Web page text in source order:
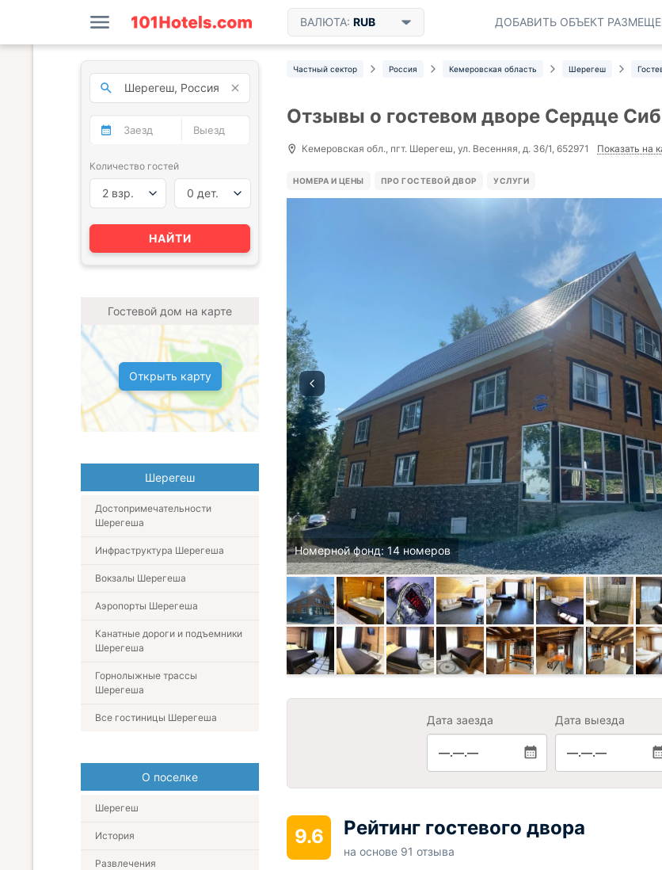
ВАЛЮТА: RUB ДОБАВИТЬ ОБЪЕКТ
Частный сектор Россия Кемеровская область Шерегеш
Отзывы о гостевом дворе Сердце
Кемеровская обл., пгт. Шерегеш, ул. Весенняя, д. 36/1, 652971 Показать на
НОМЕРА И ЦЕНЫ ПРО ГОСТЕВОЙ ДВОР УСЛУГИ
Номерной фонд: 14 номеров
Дата заезда
—.—.—
Дата выезда
—.—.—
9.6 Рейтинг гостевого двора
на основе 91 отзыва
Количество гостей
2 взр. 0 дет.
НАЙТИ
Гостевой дом на карте
Открыть карту
Шерегеш
Достопримечательности
Шерегеша
Инфраструктура Шерегеша
Вокзалы Шерегеша
Аэропорты Шерегеша
Канатные дороги и подъемники
Шерегеша
Горнолыжные трассы
Шерегеша
Все гостиницы Шерегеша
О поселке
Шерегеш
История
Развлечения